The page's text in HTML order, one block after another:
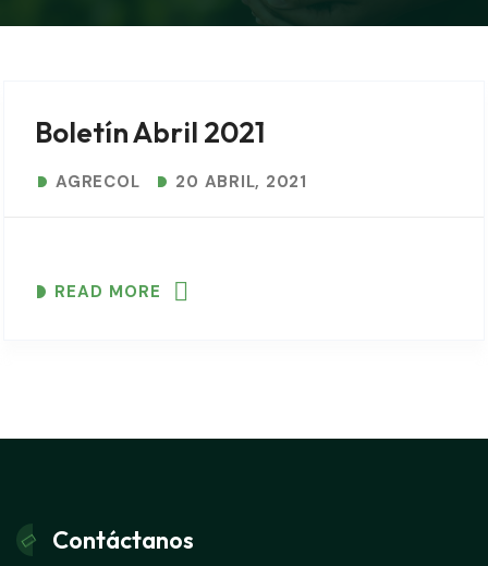
Boletín Abril 2021
AGRECOL 20 ABRIL, 2021
READ MORE
Contáctanos